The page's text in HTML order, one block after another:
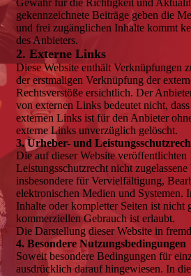
Gewähr für die Richtigkeit und
gekennzeichnete Beiträge geben die
und frei zugänglichen Inhalte kommt
des Anbieters.
2. Externe Links
Diese Website enthält Verknüpfungen
der erstmaligen Verknüpfung der
Rechtsverstöße ersichtlich. Der
von externen Links bedeutet nicht,
externen Links ist für den Anbieter
externe Links unverzüglich gelöscht.
3. Urheber- und
Die auf dieser Website veröffentlichten
Leistungsschutzrecht nicht
insbesondere für Vervielfältigung,
elektronischen Medien und Systemen.
Inhalte oder kompletter Seiten ist
kommerziellen Gebrauch ist erlaubt.
Die Darstellung dieser Website in
4. Besondere Nutzungsbedingungen
Soweit besondere Bedingungen für
ausdrücklich darauf hingewiesen. In